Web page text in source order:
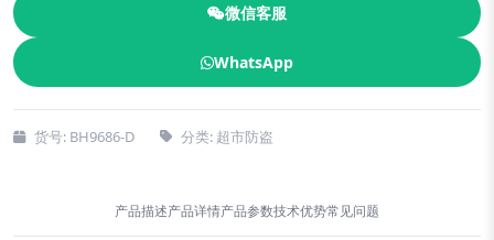
微信客服
WhatsApp
货号: BH9686-D 分类: 超市防盗
产品描述产品详情产品参数技术优势常见问题